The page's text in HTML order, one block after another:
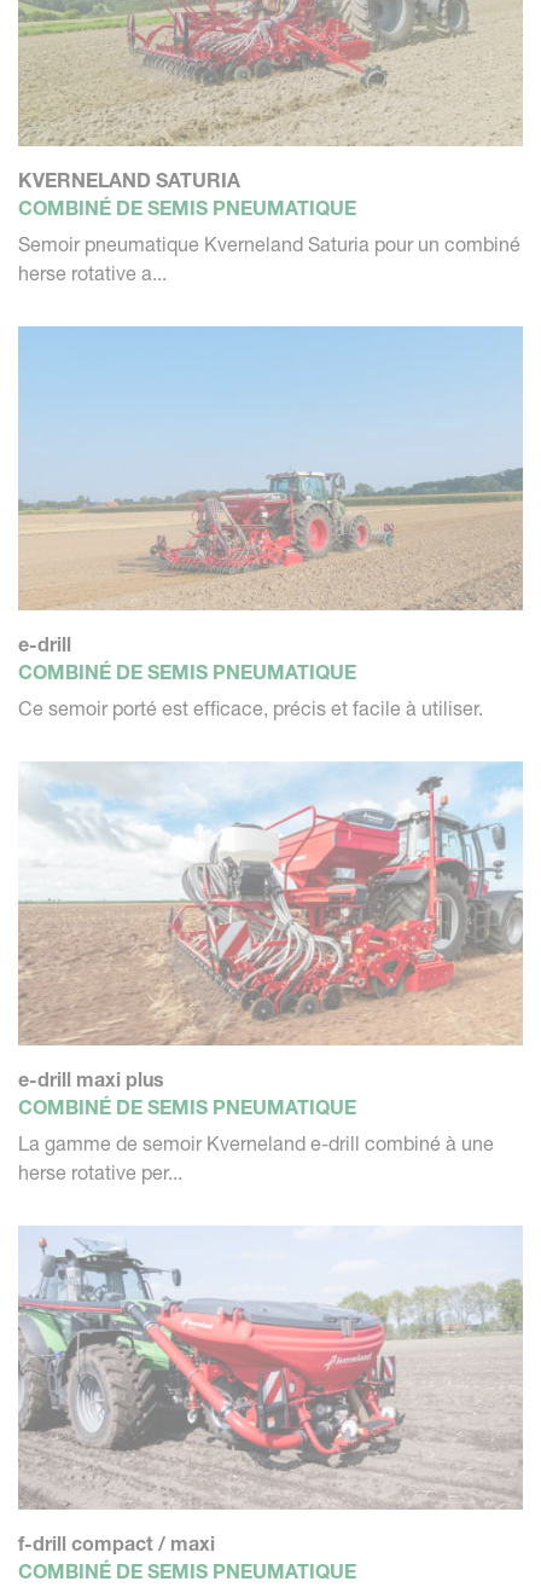
KVERNELAND SATURIA
COMBINÉ DE SEMIS PNEUMATIQUE
Semoir pneumatique Kverneland Saturia pour un combiné
herse rotative a...
e-drill
COMBINÉ DE SEMIS PNEUMATIQUE
Ce semoir porté est efficace, précis et facile à utiliser.
e-drill maxi plus
COMBINÉ DE SEMIS PNEUMATIQUE
La gamme de semoir Kverneland e-drill combiné à une
herse rotative per...
f-drill compact / maxi
COMBINÉ DE SEMIS PNEUMATIQUE